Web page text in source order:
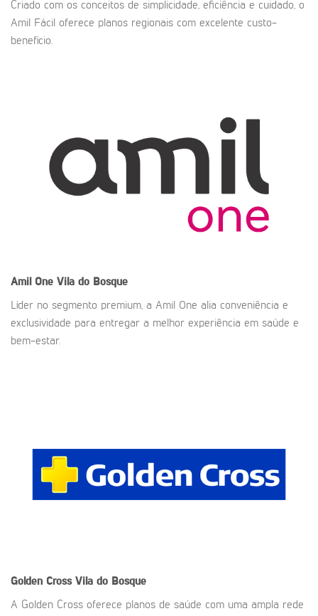
Criado com os conceitos de simplicidade, eficiência e cuidado, o
Amil Fácil oferece planos regionais com excelente custo-
benefício.
Amil One Vila do Bosque
Líder no segmento premium, a Amil One alia conveniência e
exclusividade para entregar a melhor experiência em saúde e
bem-estar.
Golden Cross Vila do Bosque
A Golden Cross oferece planos de saúde com uma ampla rede